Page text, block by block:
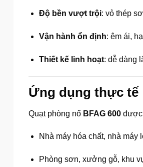
Độ bền vượt trội: vỏ thép
Vận hành ổn định: êm ái,
Thiết kế linh hoạt: dễ dàng
Ứng dụng thực tế
Quạt phòng nổ BFAG 600 được
Nhà máy hóa chất, nhà máy
Phòng sơn, xưởng gỗ, khu